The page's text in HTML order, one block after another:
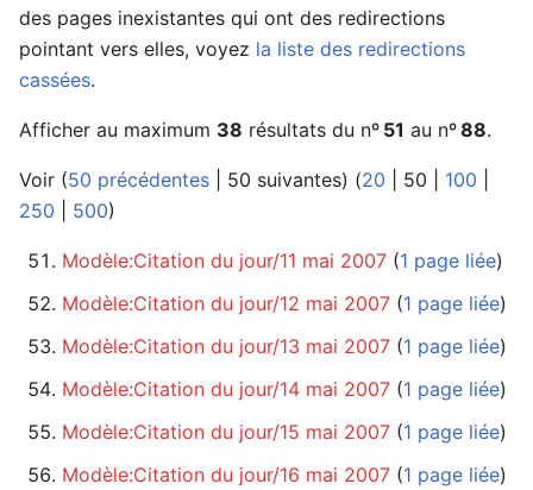
des pages inexistantes qui ont des redirections
pointant vers elles, voyez la liste des redirections
cassées.
Afficher au maximum 38 résultats du nº 51 au nº88.
Voir (50 précédentes 50 suivantes) (20 50 100
250
500)
Modèle:Citation du jour/11 mai 2007 ‏‎ (1 page liée)
Modèle:Citation du jour/12 mai 2007 ‏‎ (1 page liée)
Modèle:Citation du jour/13 mai 2007 ‏‎ (1 page liée)
Modèle:Citation du jour/14 mai 2007 ‏‎ (1 page liée)
Modèle:Citation du jour/15 mai 2007 ‏‎ (1 page liée)
Modèle:Citation du jour/16 mai 2007 ‏‎ (1 page liée)